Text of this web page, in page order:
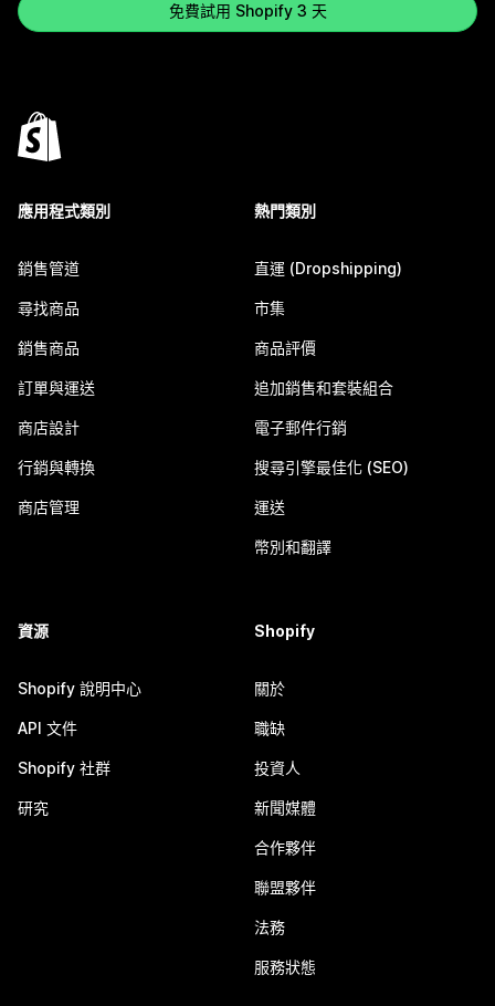
免費試用 Shopify 3 天
應用程式類別
銷售管道
尋找商品
銷售商品
訂單與運送
商店設計
行銷與轉換
商店管理
熱門類別
直運 (Dropshipping)
市集
商品評價
追加銷售和套裝組合
電子郵件行銷
搜尋引擎最佳化 (SEO)
運送
幣別和翻譯
資源
Shopify 說明中心
API 文件
Shopify 社群
研究
Shopify
關於
職缺
投資人
新聞媒體
合作夥伴
聯盟夥伴
法務
服務狀態